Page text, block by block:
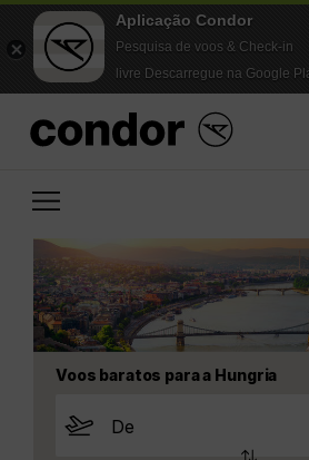
Aplicação Condor
Pesquisa de voos & Check-in
livre Descarregue na Google
Voos baratos para a Hungria